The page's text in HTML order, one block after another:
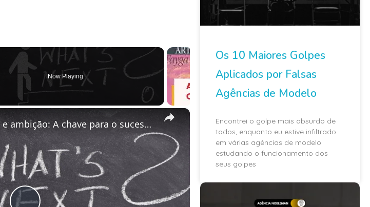
Now Playing
×
Equilíbrio entre preguiça e ambição: A chave para o sucesso profissional
Os 10 Maiores Golpes
Aplicados por Falsas
Agências de Modelo
Encontrei o golpe mais absurdo de
todos, enquanto eu estive infiltrado
em várias agências de modelo
estudando o funcionamento dos
seus golpes